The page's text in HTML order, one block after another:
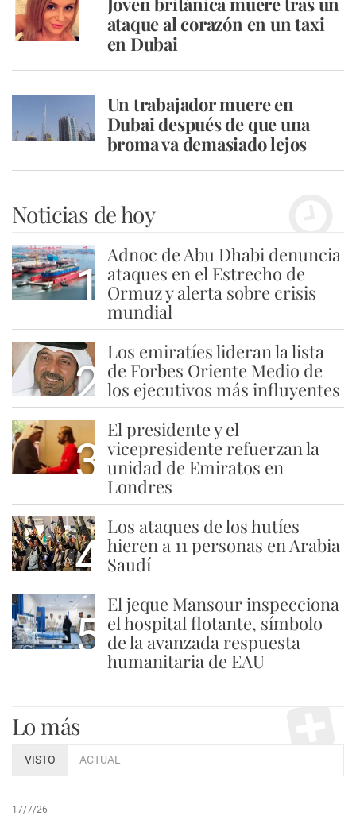
ataque al corazón en un taxi
en Dubai
Un trabajador muere en
Dubai después de que una
broma va demasiado lejos
Noticias de hoy
1
Adnoc de Abu Dhabi denuncia
ataques en el Estrecho de
Ormuz y alerta sobre crisis
mundial
2
Los emiratíes lideran la lista
de Forbes Oriente Medio de
los ejecutivos más influyentes
3
El presidente y el
vicepresidente refuerzan la
unidad de Emiratos en
Londres
4
Los ataques de los hutíes
hieren a 11 personas en Arabia
Saudí
5
El jeque Mansour inspecciona
el hospital flotante, símbolo
de la avanzada respuesta
humanitaria de EAU
Lo más
VISTO ACTUAL
17/7/26